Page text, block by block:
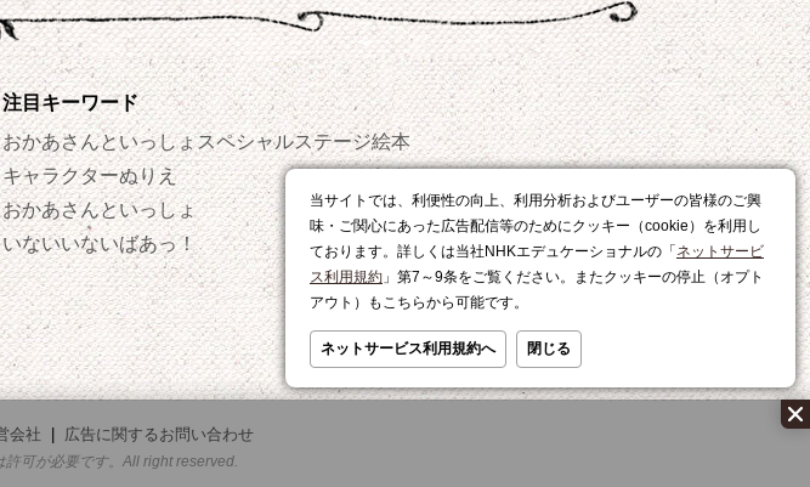
当サイトでは、利便性の向上、利用分析およびユーザーの皆様のご興
味・ご関心にあった広告配信等のためにクッキー（cookie）を利用し
ております。詳しくは当社NHKエデュケーショナルの「 ネットサービ
ス利用規約 」第7～9条をご覧ください。またクッキーの停止（オプト
アウト）もこちらから可能です。
ネットサービス利用規約へ 閉じる
注目キーワード
おかあさんといっしょスペシャルステージ
キャラクターぬりえ
おかあさんといっしょ
いないいないばあっ！
絵本
おやつ
レシピ
会社
広告に関するお問い合わせ
可が必要です。All right reserved.